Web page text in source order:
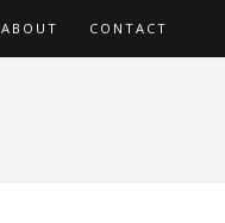
ABOUT CONTACT